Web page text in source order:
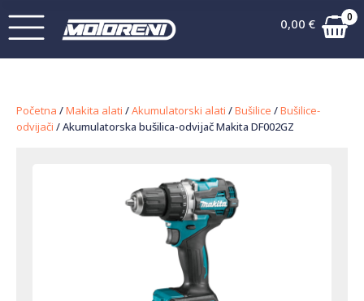
0,00 € 0
Početna /Makita alati /Akumulatorski alati /Bušilice /Bušilice-
odvijači / Akumulatorska bušilica-odvijač Makita DF002GZ